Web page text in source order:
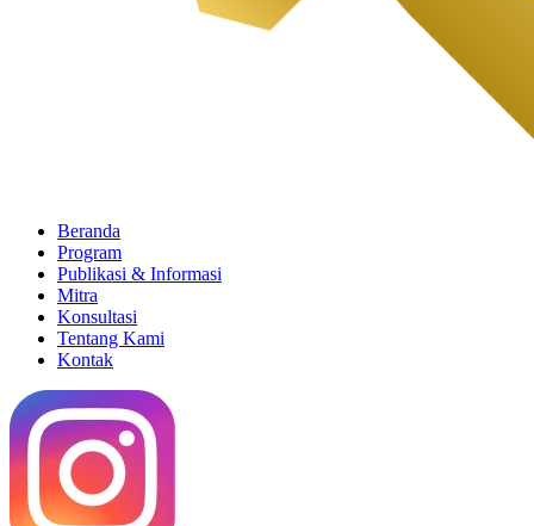
Beranda
Program
Publikasi & Informasi
Mitra
Konsultasi
Tentang Kami
Kontak